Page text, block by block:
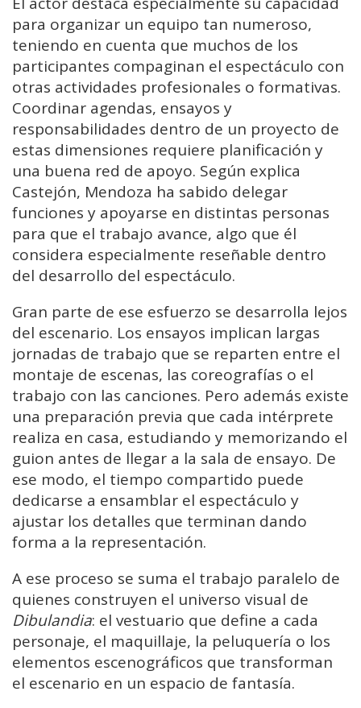
para organizar un equipo tan numeroso,
teniendo en cuenta que muchos de los
participantes compaginan el espectáculo con
otras actividades profesionales o formativas.
Coordinar agendas, ensayos y
responsabilidades dentro de un proyecto de
estas dimensiones requiere planificación y
una buena red de apoyo. Según explica
Castejón, Mendoza ha sabido delegar
funciones y apoyarse en distintas personas
para que el trabajo avance, algo que él
considera especialmente reseñable dentro
del desarrollo del espectáculo.
Gran parte de ese esfuerzo se desarrolla lejos
del escenario. Los ensayos implican largas
jornadas de trabajo que se reparten entre el
montaje de escenas, las coreografías o el
trabajo con las canciones. Pero además existe
una preparación previa que cada intérprete
realiza en casa, estudiando y memorizando el
guion antes de llegar a la sala de ensayo. De
ese modo, el tiempo compartido puede
dedicarse a ensamblar el espectáculo y
ajustar los detalles que terminan dando
forma a la representación.
A ese proceso se suma el trabajo paralelo de
quienes construyen el universo visual de
Dibulandia: el vestuario que define a cada
personaje, el maquillaje, la peluquería o los
elementos escenográficos que transforman
el escenario en un espacio de fantasía.